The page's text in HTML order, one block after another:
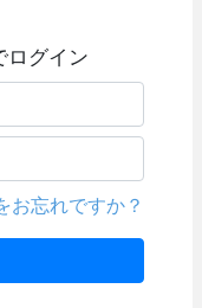
ログイン
お忘れですか？